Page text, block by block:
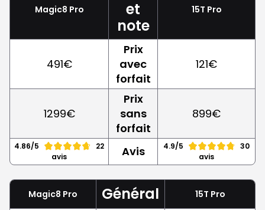
Magic8 Pro
et
note
15T Pro
491€
Prix
avec
forfait
121€
1299€
Prix
sans
forfait
899€
4.86/5
22
avis
Avis 4.9/5
30
avis
Magic8 Pro Général 15T Pro